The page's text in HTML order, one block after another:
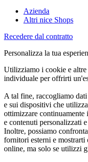
Azienda
Altri nice Shops
Recedere dal contratto
Personalizza la tua
Utilizziamo i cookie e
individuale per offrirti
A tal fine, raccogliamo
e sui dispositivi che
ottimizzare
e contenuti personalizzati
Inoltre, possiamo
fornitori esterni e
online, ma solo se utilizzi